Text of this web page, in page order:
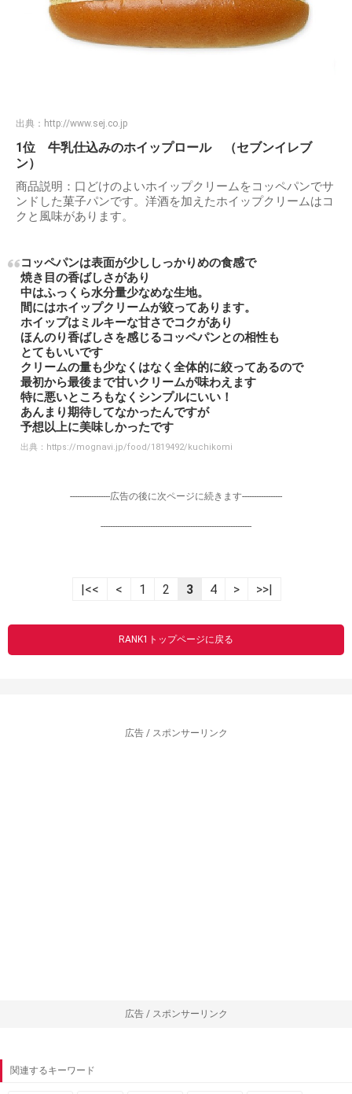
出典： http://www.sej.co.jp
1位 牛乳仕込みのホイップロール （セブンイレブ
ン）
商品説明：口どけのよいホイップクリームをコッペパンでサ
ンドした菓子パンです。洋酒を加えたホイップクリームはコ
クと風味があります。
コッペパンは表面が少ししっかりめの食感で
焼き目の香ばしさがあり
中はふっくら水分量少なめな生地。
間にはホイップクリームが絞ってあります。
ホイップはミルキーな甘さでコクがあり
ほんのり香ばしさを感じるコッペパンとの相性も
とてもいいです
クリームの量も少なくはなく全体的に絞ってあるので
最初から最後まで甘いクリームが味わえます
特に悪いところもなくシンプルにいい！
あんまり期待してなかったんですが
予想以上に美味しかったです
出典： https://mognavi.jp/food/1819492/kuchikomi
-----------------広告の後に次ページに続きます-----------------
----------------------------------------------------------------
|<< < 1 2 3 4 > >>|
RANK1トップページに戻る
広告 / スポンサーリンク
広告 / スポンサーリンク
関連するキーワード